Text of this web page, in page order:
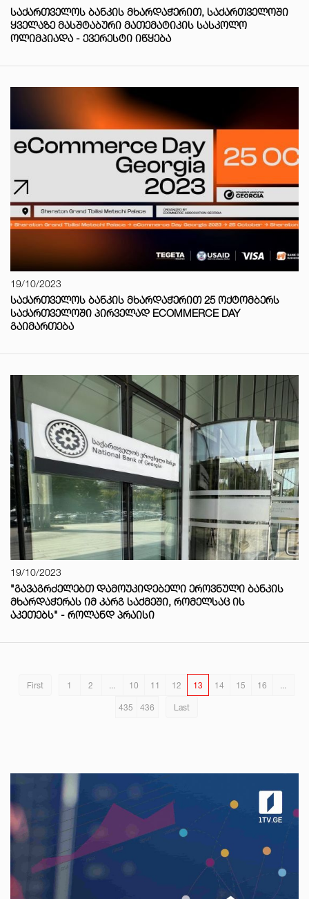
ᲡᲐᲥᲐᲠᲗᲕᲔᲚᲝᲡ ᲑᲐᲜᲙᲘᲡ ᲛᲮᲐᲠᲓᲐᲭᲔᲠᲘᲗ, ᲡᲐᲥᲐᲠᲗᲕᲔᲚᲝᲨᲘ
ᲧᲕᲔᲚᲐᲖᲔ ᲛᲐᲡᲨᲢᲐᲑᲣᲠᲘ ᲛᲐᲗᲔᲛᲐᲢᲘᲙᲘᲡ ᲡᲐᲡᲙᲝᲚᲝ
ᲝᲚᲘᲛᲞᲘᲐᲓᲐ - ᲔᲕᲔᲠᲔᲡᲢᲘ ᲘᲬᲧᲔᲑᲐ
19/10/2023
ᲡᲐᲥᲐᲠᲗᲕᲔᲚᲝᲡ ᲑᲐᲜᲙᲘᲡ ᲛᲮᲐᲠᲓᲐᲭᲔᲠᲘᲗ 25 ᲝᲥᲢᲝᲛᲑᲔᲠᲡ
ᲡᲐᲥᲐᲠᲗᲕᲔᲚᲝᲨᲘ ᲞᲘᲠᲕᲔᲚᲐᲓ ECOMMERCE DAY
ᲒᲐᲘᲛᲐᲠᲗᲔᲑᲐ
19/10/2023
"ᲒᲐᲕᲐᲒᲠᲫᲔᲚᲔᲑᲗ ᲓᲐᲛᲝᲣᲙᲘᲓᲔᲑᲔᲚᲘ ᲔᲠᲝᲕᲜᲣᲚᲘ ᲑᲐᲜᲙᲘᲡ
ᲛᲮᲐᲠᲓᲐᲭᲔᲠᲐᲡ ᲘᲛ ᲙᲐᲠᲒ ᲡᲐᲥᲛᲔᲨᲘ, ᲠᲝᲛᲔᲚᲡᲐᲪ ᲘᲡ
ᲐᲙᲔᲗᲔᲑᲡ" - ᲠᲝᲚᲐᲜᲓ ᲞᲠᲐᲘᲡᲘ
First 1 2 ... 10 11 12 13 14 15 16 ...
435 436 Last